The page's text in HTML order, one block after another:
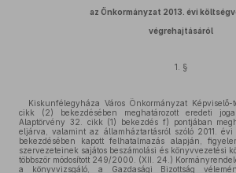
az Önkormányzat 2013. évi
végrehajtásáról
1. §
Kiskunfélegyháza Város Önkormányzat Képviselő-
cikk (2) bekezdésében meghatározott eredeti
Alaptörvény 32. cikk (1) bekezdés f) pontjában
eljárva, valamint az államháztartásról szóló 2011.
bekezdésében kapott felhatalmazás alapján,
szervezeteinek sajátos beszámolási és könyvvezetési
többször módosított 249/2000. (XII. 24.)
a könyvvizsgáló, a Gazdasági Bizottság